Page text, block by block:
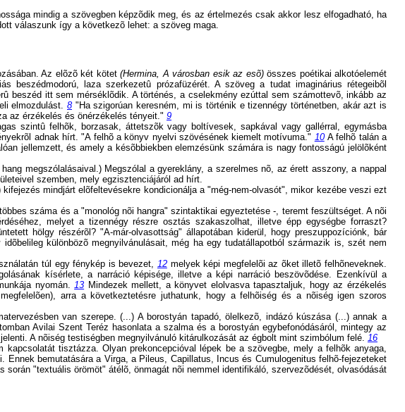
mindig a szövegben képzõdik meg, és az értelmezés csak akkor lesz elfogadható, ha
válaszunk így a következõ lehet: a szöveg maga.
Az elõzõ két kötet(Hermina, A városban esik az esõ)összes poétikai alkotóelemét
beszédmodorú, laza szerkezetû prózafüzérét. A szöveg a tudat imaginárius rétegeibõl
beszéd itt sem mérséklõdik. A történés, a cselekmény ezúttal sem számottevõ, inkább az
elmozdulást. 8 "Ha szigorúan keresném, mi is történik e tizennégy történetben, akár azt is
az érzékelés és önérzékelés tényeit." 9
szintû felhõk, borzasak, áttetszõk vagy boltívesek, sapkával vagy gallérral, egymásba
adnak hírt. "A felhõ a könyv nyelvi szövésének kiemelt motívuma." 10 A felhõ talán a
jellemzett, és amely a késõbbiekben elemzésünk számára is nagy fontosságú jelölõként
megszólalásaival.) Megszólal a gyereklány, a szerelmes nõ, az érett asszony, a nappal
szemben, mely egzisztenciájáról ad hírt.
mindjárt elõfeltevésekre kondicionálja a "még-nem-olvasót", mikor kezébe veszi ezt
száma és a "monológ nõi hangra" szintaktikai egyeztetése -, teremt feszültséget. A nõi
melyet a tizennégy részre osztás szakaszolhat, illetve épp egységbe forraszt?
hölgy részérõl? "A-már-olvasottság" állapotában kiderül, hogy preszuppozíciónk, bár
különbözõ megnyilvánulásait, még ha egy tudatállapotból származik is, szét nem
túl egy fénykép is bevezet, 12 melyek képi megfelelõi az õket illetõ felhõneveknek.
kísérlete, a narráció képisége, illetve a képi narráció beszövõdése. Ezenkívül a
nyomán.13 Mindezek mellett, a könyvet elolvasva tapasztaljuk, hogy az érzékelés
arra a következtetésre juthatunk, hogy a felhõiség és a nõiség igen szoros
van szerepe. (...) A borostyán tapadó, ölelkezõ, indázó kúszása (...) annak a
Avilai Szent Teréz hasonlata a szalma és a borostyán egybefonódásáról, mintegy az
A nõiség testiségben megnyilvánuló kitárulkozását az égbolt mint szimbólum felé. 16
tisztázza. Olyan prekoncepcióval lépek be a szövegbe, mely a felhõk anyaga,
bemutatására a Virga, a Pileus, Capillatus, Incus és Cumulogenitus felhõ-fejezeteket
"textuális örömöt" átélõ, önmagát nõi nemmel identifikáló, szervezõdését, olvasódását